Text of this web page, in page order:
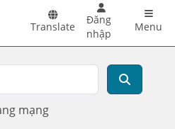
Translate
Đăng
nhập
Menu
mạng